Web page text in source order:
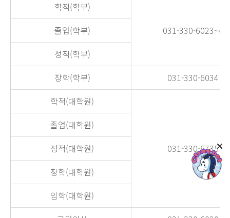
학적(학부)
031-330-6023~4
졸업(학부)
성적(학부)
장학(학부)
031-330-6034
학적(대학원)
031-330-6735
졸업(대학원)
성적(대학원)
장학(대학원)
입학(대학원)